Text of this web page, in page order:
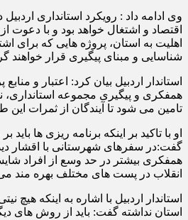
وی ادامه داد : رویکرد استانداری
اقتصاد و اشتغال خواهد بود و با دعوت
اهلیت به استان، پروژه هایی که برای
شناسایی و مبنای پیگیری قرار خواهند
استاندار اردبیل بیان کرد: اعتبار و
همفکری و پیگیری مجموعه استانداری،
تامین می شود تا آیندگان از ثمرات این
او با تاکید بر اینکه برنامه ریزی ها
گفت:در سفرهای شهرستانی با اقشار
همفکری بیشتر در حد وسع از افراد
انقلاب در پست های مختلف بهره مند
استاندار اردبیل با اشاره به اینکه
استان نداشته گفت: باید از روش های